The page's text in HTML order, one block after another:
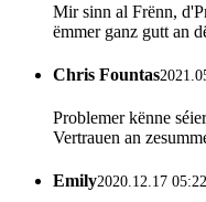
Mir sinn al Frënn,
ëmmer ganz gutt an
Chris Fountas
Problemer kënne
Vertrauen an
Emily2020.12.17